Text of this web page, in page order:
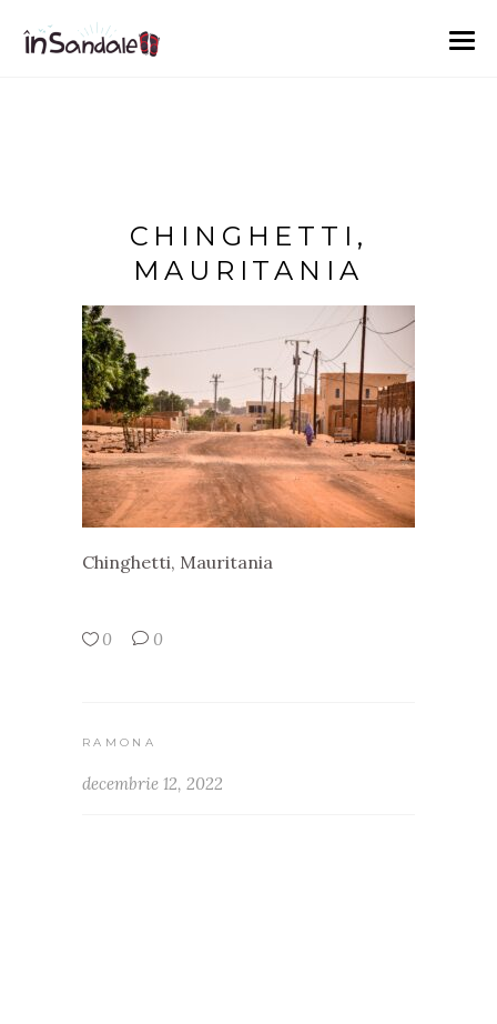
CHINGHETTI,
MAURITANIA
Chinghetti, Mauritania
0 0
RAMONA
decembrie 12, 2022